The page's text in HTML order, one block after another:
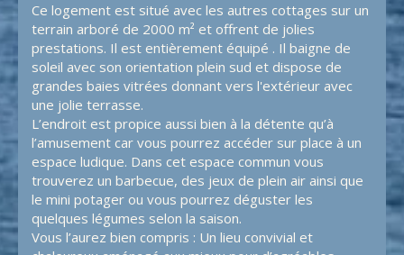
Ce logement est situé avec les autres cottages sur un
terrain arboré de 2000 m² et offrent de jolies
prestations. Il est entièrement équipé . Il baigne de
soleil avec son orientation plein sud et dispose de
grandes baies vitrées donnant vers l'extérieur avec
une jolie terrasse.
L’endroit est propice aussi bien à la détente qu’à
l’amusement car vous pourrez accéder sur place à un
espace ludique. Dans cet espace commun vous
trouverez un barbecue, des jeux de plein air ainsi que
le mini potager ou vous pourrez déguster les
quelques légumes selon la saison.
Vous l’aurez bien compris : Un lieu convivial et